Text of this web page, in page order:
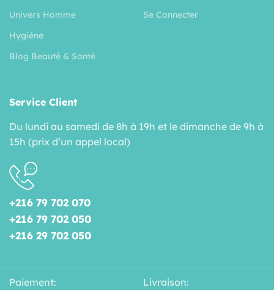
Univers Homme
Hygiéne
Blog Beauté & Santé
Se Connecter
Service Client
Du lundi au samedi de 8h à 19h et le dimanche de 9h à
15h (prix d’un appel local)
+216 79 702 070
+216 79 702 050
+216 29 702 050
Paiement: Livraison: